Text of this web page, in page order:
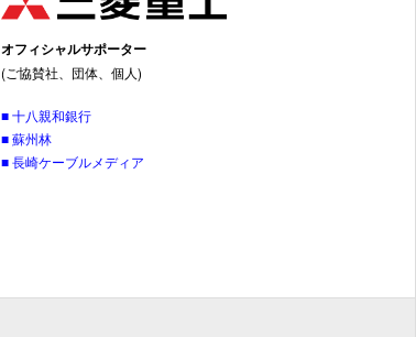
オフィシャルサポーター
(ご協賛社、団体、個人)
■ 十八親和銀行
■ 蘇州林
■ 長崎ケーブルメディア